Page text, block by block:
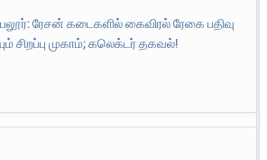
ரேசன் கடைகளில் கைவிரல் ரேகை பதிவு
சிறப்பு முகாம்; கலெக்டர் தகவல்!